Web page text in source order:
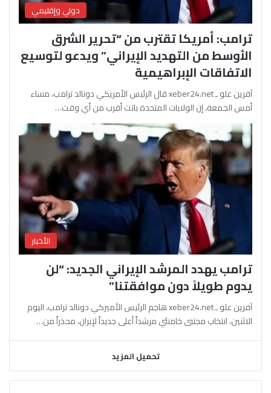
دولي وإقليمي
ترامب: أمريكا تقترب من “تحرير الشرق
الأوسط من التهديد الإيراني” ويدعو لتوسيع
الاتفاقات الإبراهيمية
آفرين علو ـ xeber24.net قال الرئيس الأمريكي دونالد ترامب، مساء
أمس الجمعة، إن الولايات المتحدة باتت أقرب من أي وقت…
الأخبار
ترامب يهدد المرشد الإيراني الجديد: “لن
يدوم طويلاً دون موافقتنا”
آفرين علو ـ xeber24.net هاجم الرئيس الأميركي دونالد ترامب، اليوم
الاثنين، انتخاب مجتبى خامنئي مرشداً أعلى جديداً لإيران، محذراً من…
تحميل المزيد